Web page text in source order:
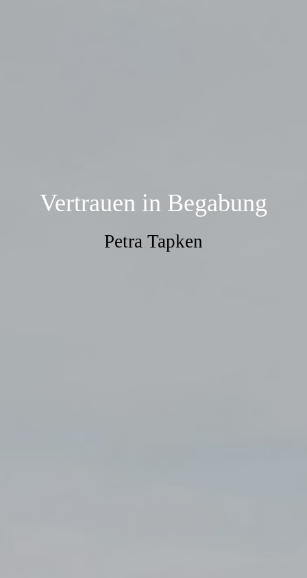
Vertrauen in Begabung
Petra Tapken